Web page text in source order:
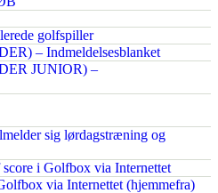
golfspiller
– Indmeldelsesblanket
JUNIOR) –
sig lørdagstræning og
i Golfbox via Internettet
via Internettet (hjemmefra)